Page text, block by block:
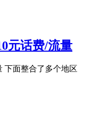
元话费/流量
下面整合了多个地区